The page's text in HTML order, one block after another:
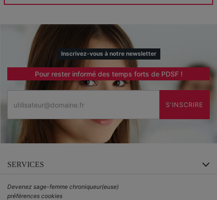
Inscrivez-vous à notre newsletter
Pour rester informé des temps forts de PDSF !
S'INSCRIRE
SERVICES
Devenez sage-femme chroniqueur(euse)
préférences cookies